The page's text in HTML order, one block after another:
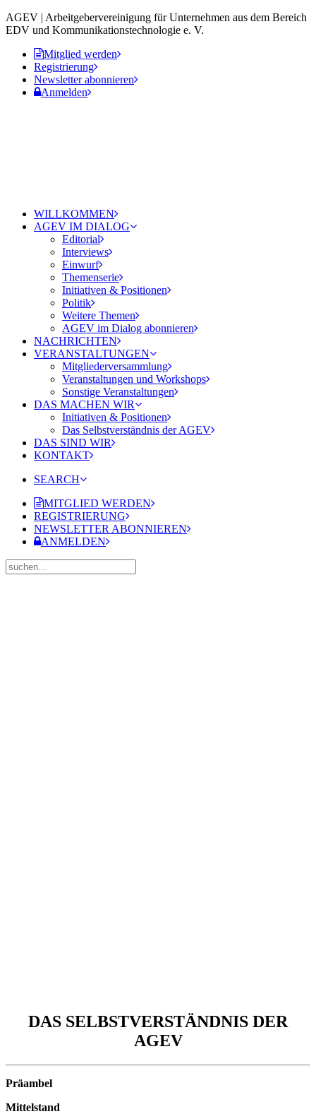
AGEV | Arbeitgebervereinigung für Unternehmen aus dem Bereich
EDV und Kommunikationstechnologie e. V.
Mitglied werden
Registrierung
Newsletter abonnieren
Anmelden
WILLKOMMEN
AGEV IM DIALOG
Editorial
Interviews
Einwurf
Themenserie
Initiativen & Positionen
Politik
Weitere Themen
AGEV im Dialog abonnieren
NACHRICHTEN
VERANSTALTUNGEN
Mitgliederversammlung
Veranstaltungen und Workshops
Sonstige Veranstaltungen
DAS MACHEN WIR
Initiativen & Positionen
Das Selbstverständnis der AGEV
DAS SIND WIR
KONTAKT
SEARCH
MITGLIED WERDEN
REGISTRIERUNG
NEWSLETTER ABONNIEREN
ANMELDEN
DAS SELBSTVERSTÄNDNIS DER
AGEV
Präambel
Mittelstand